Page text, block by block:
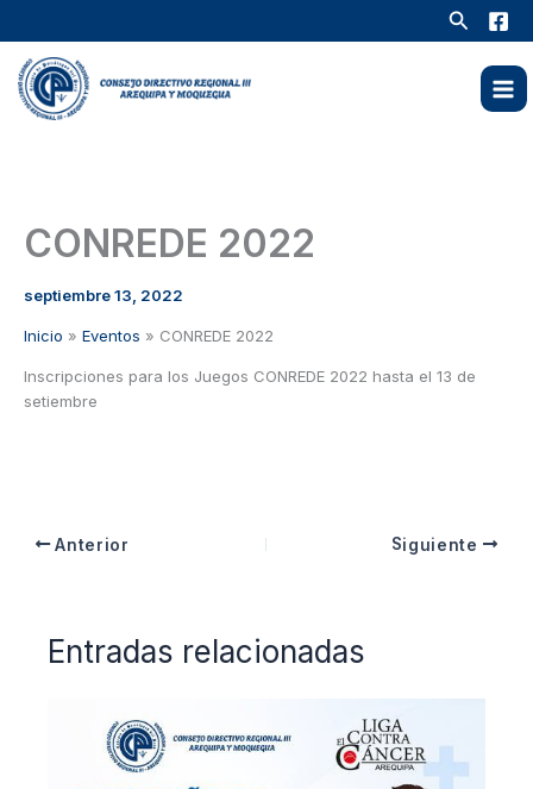
contenido
Buscar
CONREDE 2022
septiembre 13, 2022
Inicio Eventos CONREDE 2022
Inscripciones para los Juegos CONREDE 2022 hasta el 13 de
setiembre
Anterior Siguiente
Entradas relacionadas